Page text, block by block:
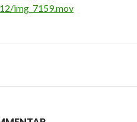
img_7159.mov